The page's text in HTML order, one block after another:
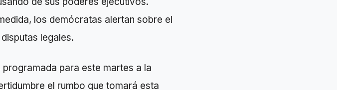
los demócratas alertan sobre el
legales.
para este martes a la
el rumbo que tomará esta